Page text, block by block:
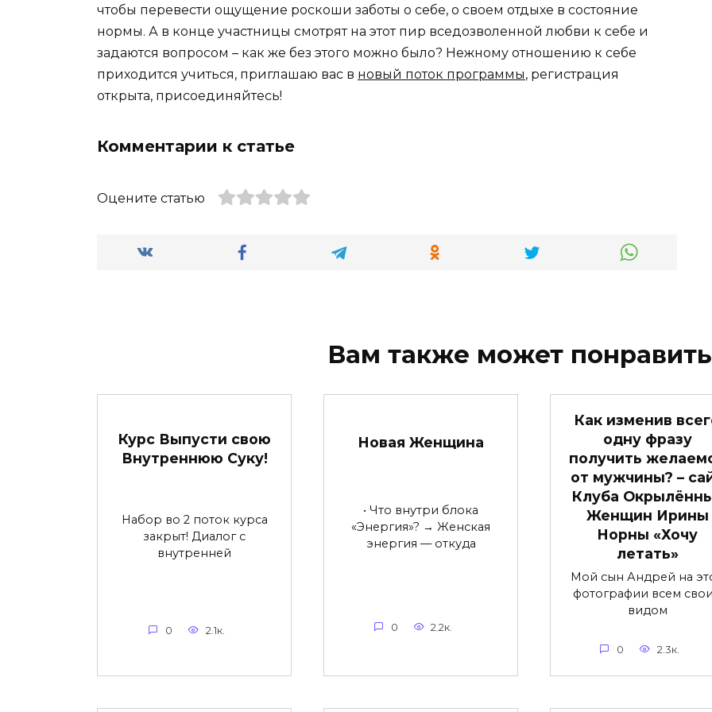
чтобы перевести ощущение роскоши заботы о себе, о своем отдыхе в состояние
нормы. А в конце участницы смотрят на этот пир вседозволенной любви к себе и
задаются вопросом – как же без этого можно было? Нежному отношению к себе
приходится учиться, приглашаю вас в новый поток программы, регистрация
открыта, присоединяйтесь!
Комментарии к статье
Оцените статью
Вам также может
Курс Выпусти свою
Внутреннюю Суку!
Набор во 2 поток курса
закрыт! Диалог с
внутренней
0 2.1к.
Новая Женщина
• Что внутри блока
«Энергия»? → Женская
энергия — откуда
0 2.2к.
Как изменив
одну фразу
получить
от мужчины? –
Клуба
Женщин Ирины
Норны «Хочу
летать»
Мой сын Андрей на
фотографии всем
видом
0 2.3к.